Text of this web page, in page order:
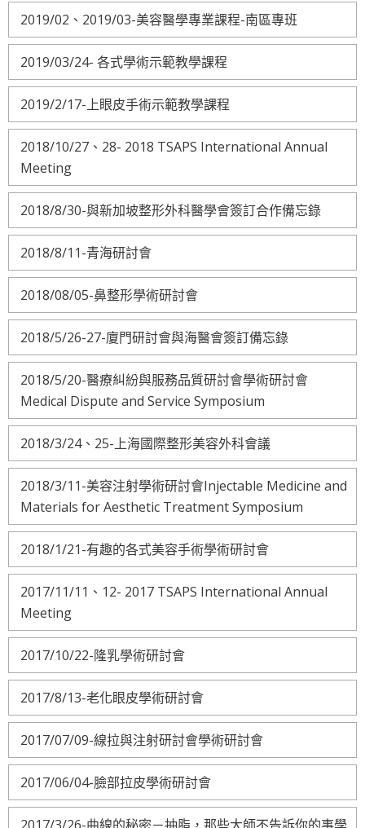
2019/02、2019/03-美容醫學專業課程-南區專班
2019/03/24- 各式學術示範教學課程
2019/2/17-上眼皮手術示範教學課程
2018/10/27、28- 2018 TSAPS International Annual
Meeting
2018/8/30-與新加坡整形外科醫學會簽訂合作備忘錄
2018/8/11-青海研討會
2018/08/05-鼻整形學術研討會
2018/5/26-27-廈門研討會與海醫會簽訂備忘錄
2018/5/20-醫療糾紛與服務品質研討會學術研討會
Medical Dispute and Service Symposium
2018/3/24、25-上海國際整形美容外科會議
2018/3/11-美容注射學術研討會Injectable Medicine and
Materials for Aesthetic Treatment Symposium
2018/1/21-有趣的各式美容手術學術研討會
2017/11/11、12- 2017 TSAPS International Annual
Meeting
2017/10/22-隆乳學術研討會
2017/8/13-老化眼皮學術研討會
2017/07/09-線拉與注射研討會學術研討會
2017/06/04-臉部拉皮學術研討會